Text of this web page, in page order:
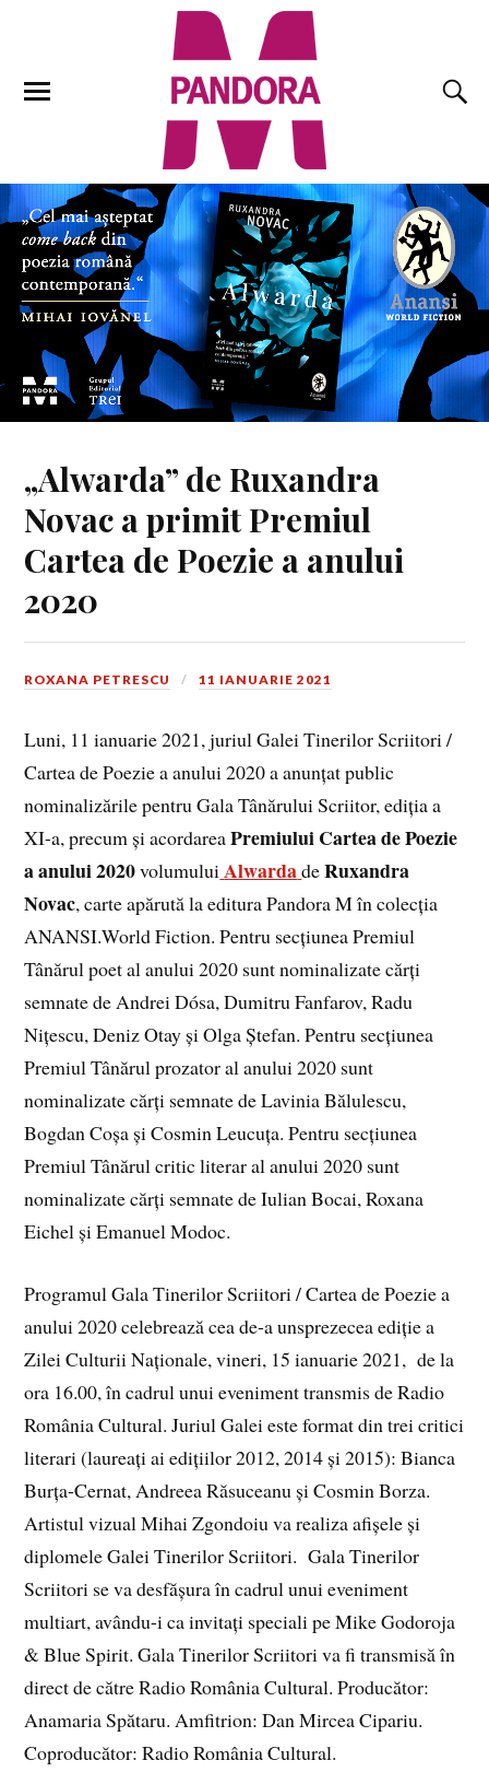
„Alwarda” de Ruxandra
Novac a primit Premiul
Cartea de Poezie a anului
2020
ROXANA PETRESCU 11 IANUARIE 2021
Luni, 11 ianuarie 2021, juriul Galei Tinerilor Scriitori /
Cartea de Poezie a anului 2020 a anunţat public
nominalizările pentru Gala Tânărului Scriitor, ediția a
XI-a, precum și acordareaPremiului Cartea de Poezie
a anului 2020volumuluiAlwardadeRuxandra
Novac, carte apărută la editura Pandora M în colecția
ANANSI.World Fiction. Pentru secțiunea Premiul
Tânărul poet al anului 2020 sunt nominalizate cărți
semnate de Andrei Dósa, Dumitru Fanfarov, Radu
Nițescu, Deniz Otay și Olga Ștefan. Pentru secțiunea
Premiul Tânărul prozator al anului 2020 sunt
nominalizate cărți semnate de Lavinia Bălulescu,
Bogdan Coșa și Cosmin Leucuța. Pentru secțiunea
Premiul Tânărul critic literar al anului 2020 sunt
nominalizate cărți semnate de Iulian Bocai, Roxana
Eichel și Emanuel Modoc.
Programul Gala Tinerilor Scriitori / Cartea de Poezie a
anului 2020 celebrează cea de-a unsprezecea ediţie a
Zilei Culturii Naţionale, vineri, 15 ianuarie 2021, de la
ora 16.00, în cadrul unui eveniment transmis de Radio
România Cultural. Juriul Galei este format din trei critici
literari (laureaţi ai ediţiilor 2012, 2014 şi 2015): Bianca
Burţa-Cernat, Andreea Răsuceanu şi Cosmin Borza.
Artistul vizual Mihai Zgondoiu va realiza afişele şi
diplomele Galei Tinerilor Scriitori. Gala Tinerilor
Scriitori se va desfăşura în cadrul unui eveniment
multiart, avându-i ca invitaţi speciali pe Mike Godoroja
& Blue Spirit. Gala Tinerilor Scriitori va fi transmisă în
direct de către Radio România Cultural. Producător:
Anamaria Spătaru. Amfitrion: Dan Mircea Cipariu.
Coproducător: Radio România Cultural.